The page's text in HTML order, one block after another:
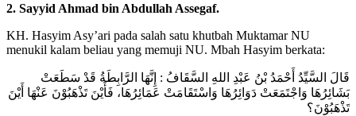
2. Sayyid Ahmad bin Abdullah Assegaf.
KH. Hasyim Asy’ari pada salah satu khutbah Muktamar NU
menukil kalam beliau yang memuji NU. Mbah Hasyim berkata:
قَالَ السَّيِّدُ أَحْمَدُ بْنُ عَبْدِ اللهِ السَّقَافُ : إِنَّهَا الرَّابِطَةُ قَدْ سَطَعَتْ
بَشَائِرُهَا وَاجْتَمَعَتْ دَوَائِرُهَا وَاسْتَقَامَتْ عَمَائِرُهَا، فَأَيْنَ تَذْهَبُوْنَ عَنْهَا أَيْنَ
تَذْهَبُوْنَ؟